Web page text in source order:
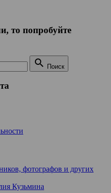
то попробуйте
 Поиск
фотографов и других
Кузьмина